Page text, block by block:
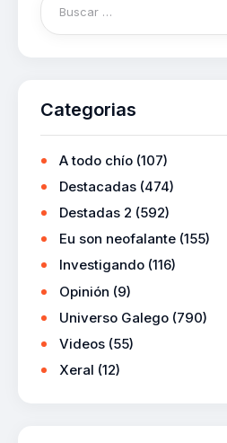
Categorias
A todo chío (107)
Destacadas (474)
Destadas 2 (592)
Eu son neofalante (155)
Investigando (116)
Opinión (9)
Universo Galego (790)
Videos (55)
Xeral (12)